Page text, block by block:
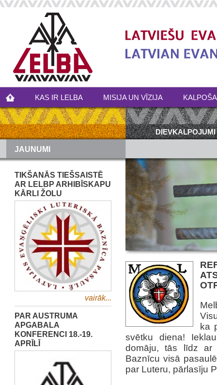
KAS IR LELBA MISIJA UN VĪZIJA
DIEVKALPOJUMI
JAUNUMI
TIKŠANĀS TIEŠSAISTĒ
AR LELBP ARHIBĪSKAPU
KĀRLI ŽOLU
vairāk...
PAR AUSTRUMA
APGABALA
KONFERENCI 18.-19.
APRĪLĪ
ka
svētku diena!
domāju, tās līdz ar
Baznīcu visā
par Luteru, pārlasīju